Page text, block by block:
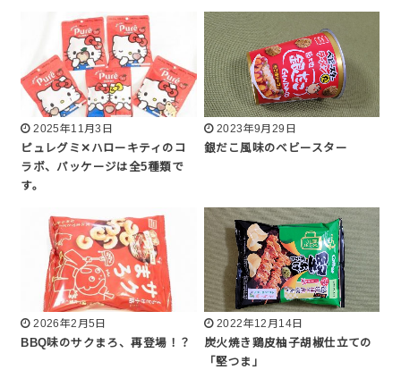
2025年11月3日
ピュレグミ✕ハローキティのコ
ラボ、パッケージは全5種類で
す。
2023年9月29日
銀だこ風味のベビースター
2026年2月5日
BBQ味のサクまろ、再登場！？
2022年12月14日
炭火焼き鶏皮柚子胡椒仕立ての
「堅つま」